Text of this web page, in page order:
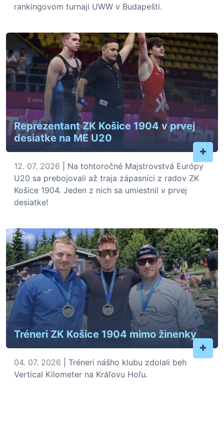
rankingovom turnaji UWW v Budapešti.
Reprezentant ZK Košice 1904 v prvej
desiatke na ME U20
+
12. 07. 2026 | Na tohtoročné Majstrovstvá Európy
U20 sa prebojovali až traja zápasníci z radov ZK
Košice 1904. Jeden z nich sa umiestnil v prvej
desiatke!
Tréneri ZK Košice 1904 mimo žinenky
+
04. 07. 2026 | Tréneri nášho klubu zdolali beh
Vertical Kilometer na Kráľovu Hoľu.